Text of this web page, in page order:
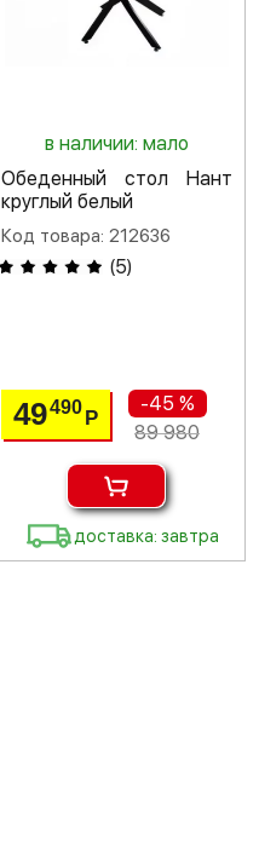
в наличии: мало
Обеденный стол Нант
круглый белый
Код товара: 212636
(5)
49490 Р
-45 %
89 980
доставка: завтра